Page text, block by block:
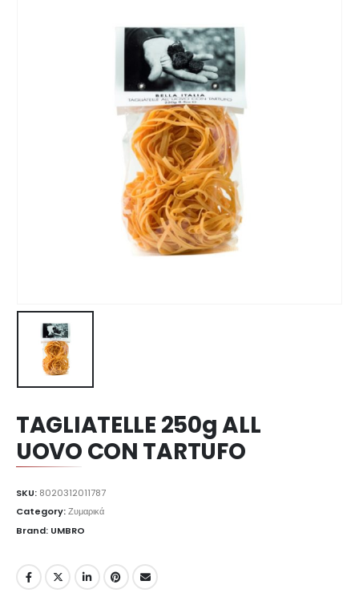
TAGLIATELLE 250g ALL
UOVO CON TARTUFO
SKU: 8020312011787
Category:Ζυμαρικά
Brand: UMBRO